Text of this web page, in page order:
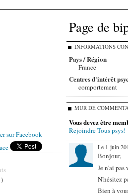
sur Facebook
Page de
INFORMATIONS
Pays / Région
France
Centres d'intérêt
comportement
MUR DE
Vous devez être
Rejoindre Tous psys!
Le 1 juin
Bonjour,
Je n'ai pas
N'hésitez
Bien à